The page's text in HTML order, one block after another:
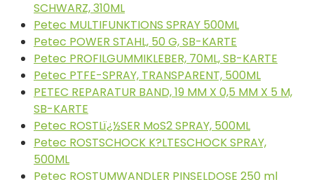
SCHWARZ, 310ML
Petec MULTIFUNKTIONS SPRAY 500ML
Petec POWER STAHL, 50 G, SB-KARTE
Petec PROFILGUMMIKLEBER, 70ML, SB-KARTE
Petec PTFE-SPRAY, TRANSPARENT, 500ML
PETEC REPARATUR BAND, 19 MM X 0,5 MM X 5 M,
SB-KARTE
Petec ROSTLï¿½SER MoS2 SPRAY, 500ML
Petec ROSTSCHOCK K?LTESCHOCK SPRAY,
500ML
Petec ROSTUMWANDLER PINSELDOSE 250 ml